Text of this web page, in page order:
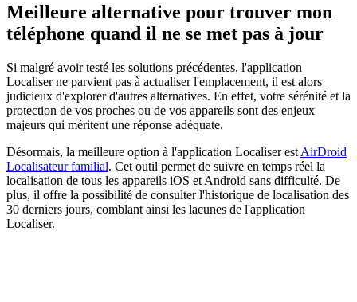
Meilleure alternative pour trouver mon
téléphone quand il ne se met pas à jour
Si malgré avoir testé les solutions précédentes, l'application
Localiser ne parvient pas à actualiser l'emplacement, il est alors
judicieux d'explorer d'autres alternatives. En effet, votre sérénité et la
protection de vos proches ou de vos appareils sont des enjeux
majeurs qui méritent une réponse adéquate.
Désormais, la meilleure option à l'application Localiser est AirDroid
Localisateur familial. Cet outil permet de suivre en temps réel la
localisation de tous les appareils iOS et Android sans difficulté. De
plus, il offre la possibilité de consulter l'historique de localisation des
30 derniers jours, comblant ainsi les lacunes de l'application
Localiser.